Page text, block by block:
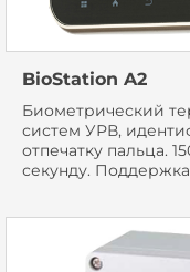
BioStation A2
Биометрический
систем УРВ,
отпечатку пальца.
секунду. Поддержка